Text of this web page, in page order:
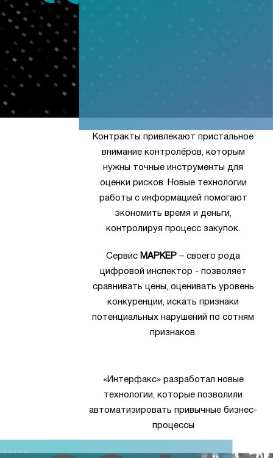
Контракты привлекают пристальное
внимание контролёров, которым
нужны точные инструменты для
оценки рисков. Новые технологии
работы с информацией помогают
экономить время и деньги,
контролируя процесс закупок.
Сервис МАРКЕР – своего рода
цифровой инспектор - позволяет
сравнивать цены, оценивать уровень
конкуренции, искать признаки
потенциальных нарушений по сотням
признаков.
«Интерфакс» разработал новые
технологии, которые позволили
автоматизировать привычные бизнес-
процессы